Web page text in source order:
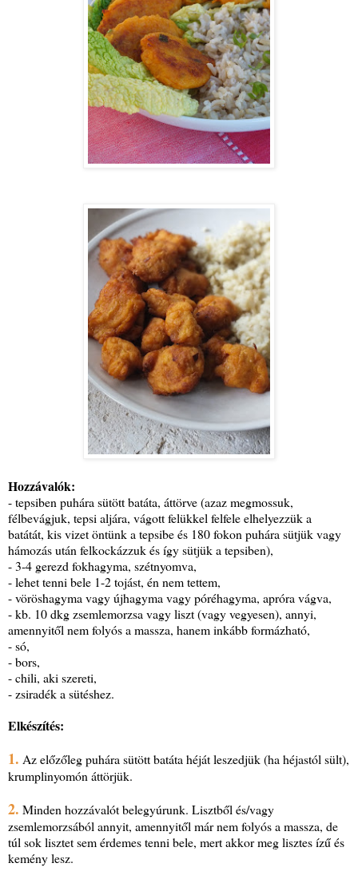
Hozzávalók:
- tepsiben puhára sütött batáta, áttörve (azaz megmossuk,
félbevágjuk, tepsi aljára, vágott felükkel felfele elhelyezzük a
batátát, kis vizet öntünk a tepsibe és 180 fokon puhára sütjük vagy
hámozás után felkockázzuk és így sütjük a tepsiben),
- 3-4 gerezd fokhagyma, szétnyomva,
- lehet tenni bele 1-2 tojást, én nem tettem,
- vöröshagyma vagy újhagyma vagy póréhagyma, apróra vágva,
- kb. 10 dkg zsemlemorzsa vagy liszt (vagy vegyesen), annyi,
amennyitől nem folyós a massza, hanem inkább formázható,
- só,
- bors,
- chili, aki szereti,
- zsiradék a sütéshez.
Elkészítés:
1. Az előzőleg puhára sütött batáta héját leszedjük (ha héjastól sült),
krumplinyomón áttörjük.
2. Minden hozzávalót belegyúrunk. Lisztből és/vagy
zsemlemorzsából annyit, amennyitől már nem folyós a massza, de
túl sok lisztet sem érdemes tenni bele, mert akkor meg lisztes ízű és
kemény lesz.